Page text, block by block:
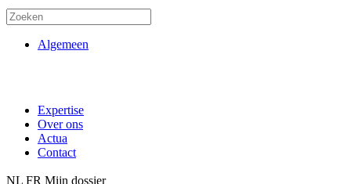
Algemeen
Expertise
Over ons
Actua
Contact
NL FR Mijn dossier